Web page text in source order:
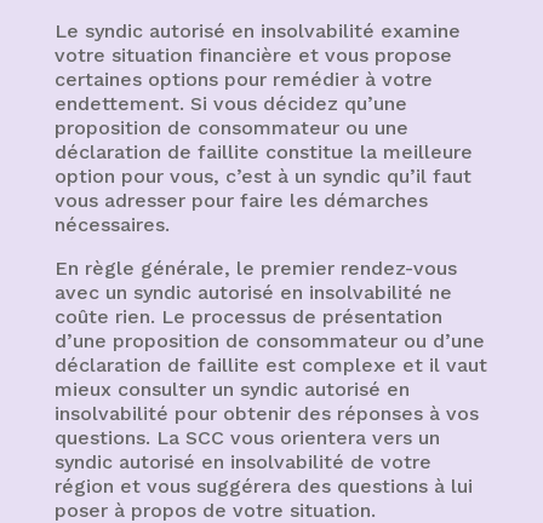
Le syndic autorisé en insolvabilité examine
votre situation financière et vous propose
certaines options pour remédier à votre
endettement. Si vous décidez qu’une
proposition de consommateur ou une
déclaration de faillite constitue la meilleure
option pour vous, c’est à un syndic qu’il faut
vous adresser pour faire les démarches
nécessaires.
En règle générale, le premier rendez-vous
avec un syndic autorisé en insolvabilité ne
coûte rien. Le processus de présentation
d’une proposition de consommateur ou d’une
déclaration de faillite est complexe et il vaut
mieux consulter un syndic autorisé en
insolvabilité pour obtenir des réponses à vos
questions. La SCC vous orientera vers un
syndic autorisé en insolvabilité de votre
région et vous suggérera des questions à lui
poser à propos de votre situation.